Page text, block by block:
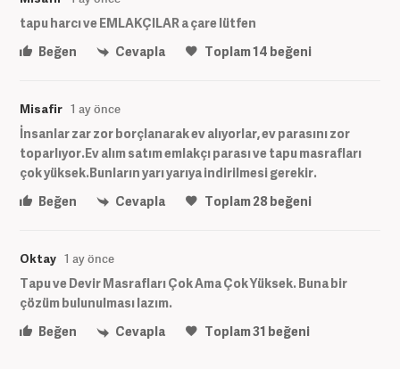
tapu harcı ve EMLAKÇILAR a çare lütfen
Beğen
Cevapla Toplam14 beğeni
Misafir 1 ay önce
İnsanlar zar zor borçlanarak ev alıyorlar, ev parasını zor
toparlıyor.Ev alım satım emlakçı parası ve tapu masrafları
çok yüksek.Bunların yarı yarıya indirilmesi gerekir.
Beğen
Cevapla Toplam28beğeni
Oktay 1 ay önce
Tapu ve Devir Masrafları Çok Ama Çok Yüksek. Buna bir
çözüm bulunulması lazım.
Beğen
Cevapla Toplam31 beğeni